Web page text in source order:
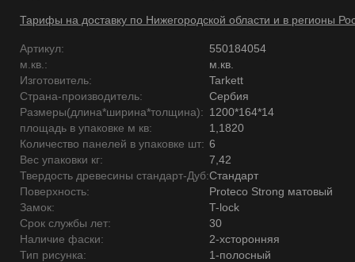
Тарифы на доставку по Нижегородской области и в регионы
Артикул:
550184054
м.кв.:
м.кв.
Изготовитель:
Tarkett
Страна-производитель:
Сербия
Размеры(длина*ширина*толщина): 1200*164*14
площадь в упаковке м кв:
1,1820
Количество панелей в упаковке шт: 6
Вес упаковки кг:
7,42
Твердость древесины стандарт-Дуб:Стандарт
Поверхность:
Proteco Strong матовый
Замок:
T-lock
Срок службы лет:
30
Наличие фаски:
2-хсторонняя
Тип рисунка:
1-полосный